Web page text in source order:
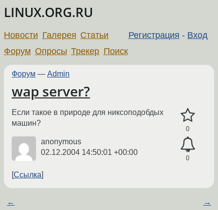
LINUX.ORG.RU
Регистрация - Вход
Новости Галерея Статьи
Форум Опросы Трекер Поиск
Форум — Admin
wap server?
0
0
Если такое в природе для никсоподобдых
машин?
anonymous
02.12.2004 14:50:01 +00:00
Ссылка
← →